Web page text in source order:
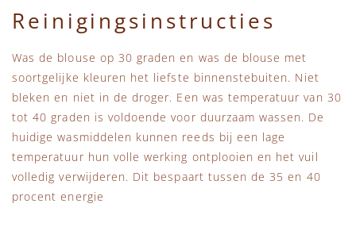
Reinigingsinstructies
Was de blouse op 30 graden en was de blouse met
soortgelijke kleuren het liefste binnenstebuiten. Niet
bleken en niet in de droger. Een was temperatuur van 30
tot 40 graden is voldoende voor duurzaam wassen. De
huidige wasmiddelen kunnen reeds bij een lage
temperatuur hun volle werking ontplooien en het vuil
volledig verwijderen. Dit bespaart tussen de 35 en 40
procent energie